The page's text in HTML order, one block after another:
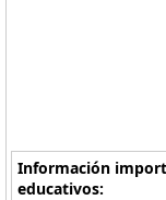
Información
educativos: